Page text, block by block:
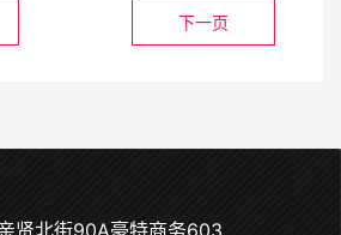
下一页
贤北街90A豪特商务603